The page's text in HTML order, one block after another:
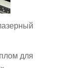
для